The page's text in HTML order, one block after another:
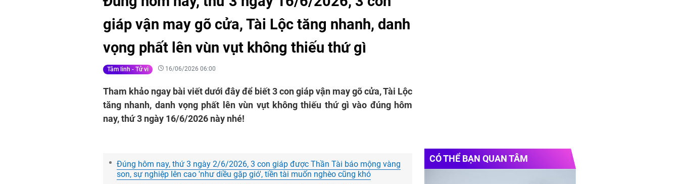
giáp vận may gõ cửa, Tài Lộc tăng nhanh, danh
vọng phất lên vùn vụt không thiếu thứ gì
Tâm linh - Tử vi 16/06/2026 06:00
Tham khảo ngay bài viết dưới đây để biết 3 con giáp vận may gõ cửa, Tài Lộc
tăng nhanh, danh vọng phất lên vùn vụt không thiếu thứ gì vào đúng hôm
nay, thứ 3 ngày 16/6/2026 này nhé!
Đúng hôm nay, thứ 3 ngày 2/6/2026, 3 con giáp được Thần Tài báo mộng vàng
son, sự nghiệp lên cao 'như diều gặp gió', tiền tài muốn nghèo cũng khó
CÓ THỂ BẠN QUAN TÂM